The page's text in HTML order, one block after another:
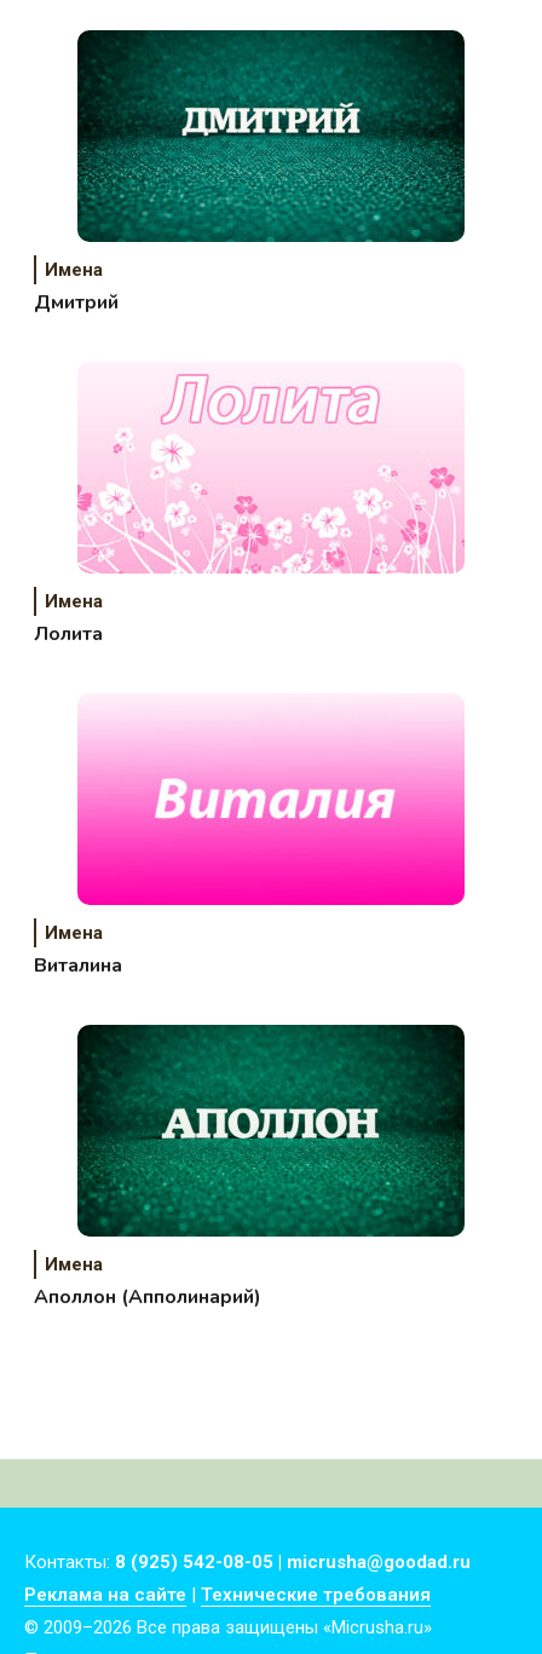
Имена
Дмитрий
Имена
Лолита
Имена
Виталина
Имена
Аполлон (Апполинарий)
Контакты: 8 (925) 542-08-05 | micrusha@goodad.ru
Реклама на сайте | Технические требования
© 2009–2026 Все права защищены «Micrusha.ru»